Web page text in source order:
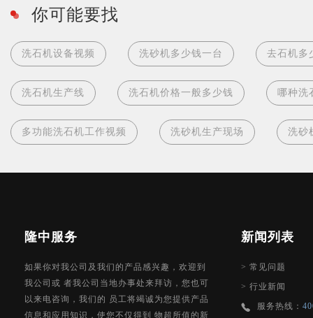
你可能要找
洗石机设备视频 洗砂机多少钱一台 去石机多
洗石机生产线 洗石机价格一般多少钱 哪种洗
多功能洗石机工作视频 洗砂机生产现场 洗砂
隆中服务
如果你对我公司及我们的产品感兴趣，欢迎到
我公司或 者我公司当地办事处来拜访，您也可
以来电咨询，我们的 员工将竭诚为您提供产品
信息和应用知识，使您不仅得到 物超所值的新
新闻列表
> 常见问题
> 行业新闻
服务热线：